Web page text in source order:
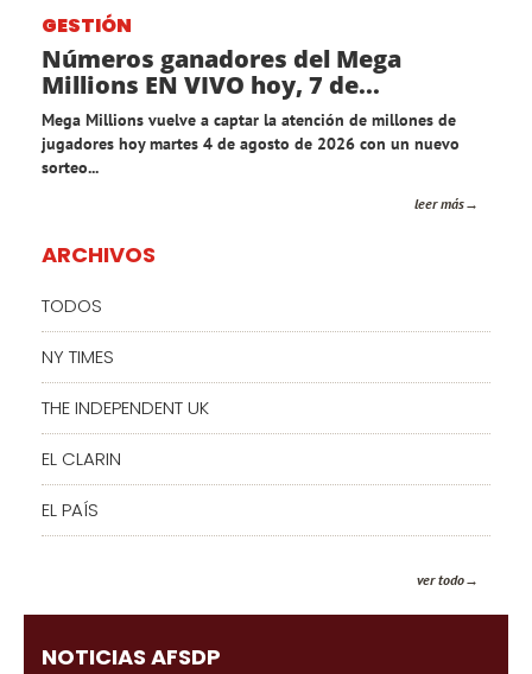
GESTIÓN
Números ganadores del Mega
Millions EN VIVO hoy, 7 de...
Mega Millions vuelve a captar la atención de millones de
jugadores hoy martes 4 de agosto de 2026 con un nuevo
sorteo...
leer más
ARCHIVOS
TODOS
NY TIMES
THE INDEPENDENT UK
EL CLARIN
EL PAÍS
ver todo
NOTICIAS AFSDP